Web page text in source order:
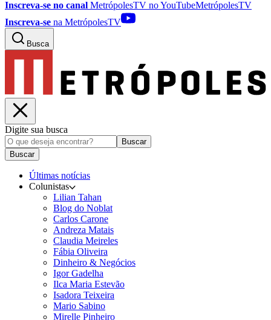
Inscreva-se no canal MetrópolesTV noYouTubeMetrópolesTV
Inscreva-se na MetrópolesTV
Busca
Digite sua busca
Buscar
Buscar
Últimas notícias
Colunistas
Lilian Tahan
Blog do Noblat
Carlos Carone
Andreza Matais
Claudia Meireles
Fábia Oliveira
Dinheiro & Negócios
Igor Gadelha
Ilca Maria Estevão
Isadora Teixeira
Mario Sabino
Mirelle Pinheiro